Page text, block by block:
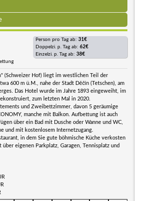
Person pro Tag ab: 31€
Doppelzi. p. Tag ab: 62€
Einzelzi. p. Tag ab: 38€
(Schweizer Hof) liegt im westlichen Teil der
600 m ü.M., nahe der Stadt Děčín (Tetschen), am
Das Hotel wurde im Jahre 1893 eingeweiht, im
zum letzten Mal in 2020.
und Zweibettzimmer, davon 5 geräumige
manche mit Balkon. Aufbettung ist auch
über ein Bad mit Dusche oder Wanne und WC,
und mit kostenlosem Internetzugang.
in dem Sie gute böhmische Küche verkosten
eigenen Parkplatz, Garagen, Tennisplatz und